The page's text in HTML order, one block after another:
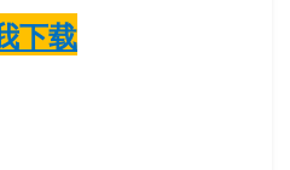
下载